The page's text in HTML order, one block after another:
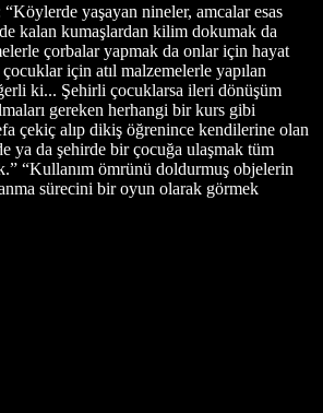
yaşayan nineler, amcalar esas
kalan kumaşlardan kilim dokumak da
çorbalar yapmak da onlar için hayat
için atıl malzemelerle yapılan
ki... Şehirli çocuklarsa ileri dönüşüm
gereken herhangi bir kurs gibi
çekiç alıp dikiş öğrenince kendilerine olan
ya da şehirde bir çocuğa ulaşmak tüm
“Kullanım ömrünü doldurmuş objelerin
sürecini bir oyun olarak görmek